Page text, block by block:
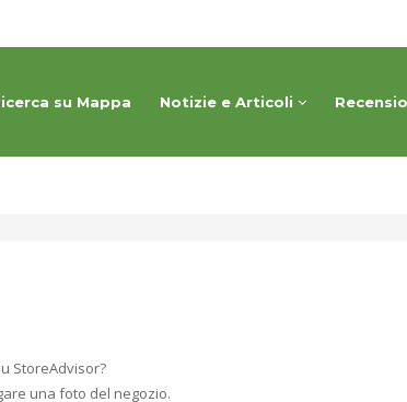
su Mappa Notizie e Articoli
StoreAdvisor?
una foto del negozio.